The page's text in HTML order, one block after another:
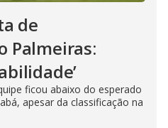
de
Palmeiras:
ficou abaixo do esperado
apesar da classificação na